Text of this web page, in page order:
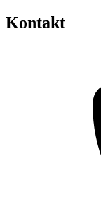
Kontakt